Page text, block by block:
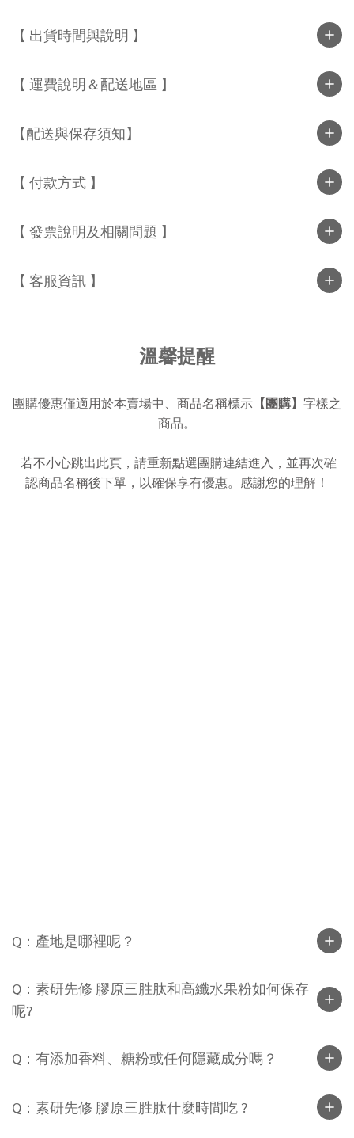
【 出貨時間與說明 】
【 運費說明＆配送地區 】
【配送與保存須知】
【 付款方式 】
【 發票說明及相關問題 】
【 客服資訊 】
溫馨提醒
團購優惠僅適用於本賣場中、商品名稱標示 【團購】 字樣之
商品。
若不小心跳出此頁，請重新點選團購連結進入，並再次確
認商品名稱後下單，以確保享有優惠。感謝您的理解！
Q：產地是哪裡呢？
Q：素研先修 膠原三胜肽和高纖水果粉如何保存
呢?
Q：有添加香料、糖粉或任何隱藏成分嗎？
Q：素研先修 膠原三胜肽什麼時間吃 ?